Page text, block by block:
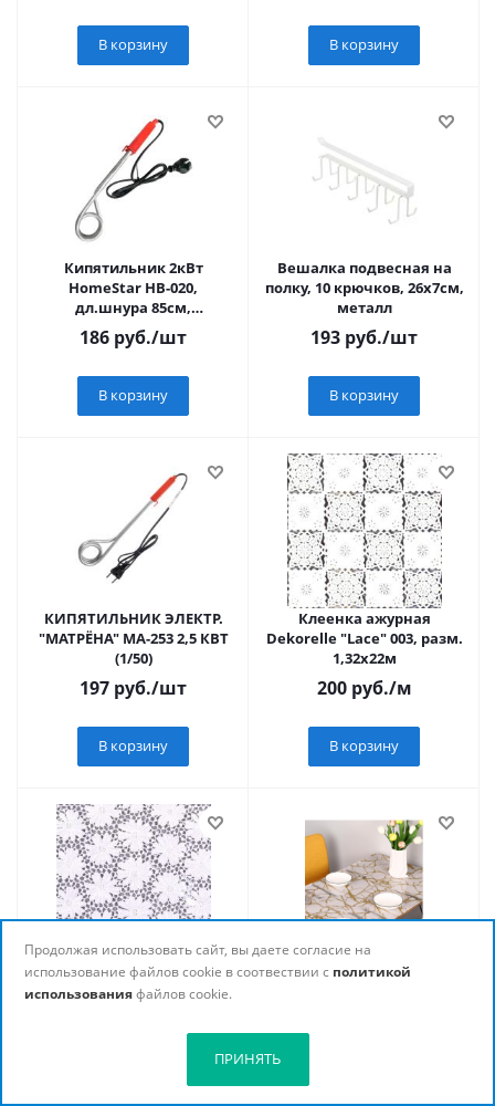
В корзину В корзину
Кипятильник 2кВт
HomeStar HB-020,
дл.шнура 85см,
алюминиевый ТЭН 7354
186 руб./шт
В корзину
Вешалка подвесная на
полку, 10 крючков, 26х7см,
металл
193 руб./шт
В корзину
КИПЯТИЛЬНИК ЭЛЕКТР.
"МАТРЁНА" МА-253 2,5 КВТ
(1/50)
197 руб./шт
В корзину
Клеенка ажурная
Dekorelle "Lace" 003, разм.
1,32х22м
200руб./м
В корзину
Клеенка столовая
ажурная Dekorelle "Lace"
001(белый), разм. 1,32х22м
Клеёнка ПВХ на н/о в
Продолжая использовать сайт, вы даете согласие на
использование файлов cookie в соотвествии с политикой
использованияфайлов cookie.
ПРИНЯТЬ